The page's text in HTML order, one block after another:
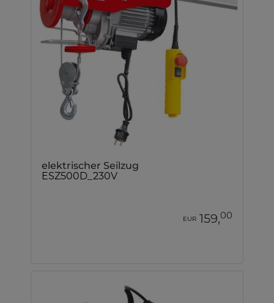
elektrischer Seilzug
ESZ500D_230V
EUR 159,00